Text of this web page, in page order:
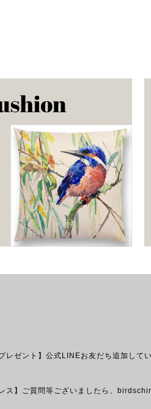
レゼント】公式LINEお友だち追加して
送料について】
。
ス】ご質問等ございましたら、
【インボイス